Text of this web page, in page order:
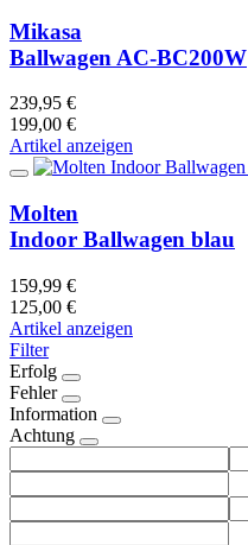
Mikasa
Ballwagen AC-BC200W
239,95 €
199,00 €
Artikel anzeigen
Molten
Indoor Ballwagen blau
159,99 €
125,00 €
Artikel anzeigen
Filter
Erfolg
Fehler
Information
Achtung